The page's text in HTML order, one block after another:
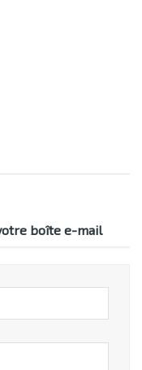
boîte e-mail